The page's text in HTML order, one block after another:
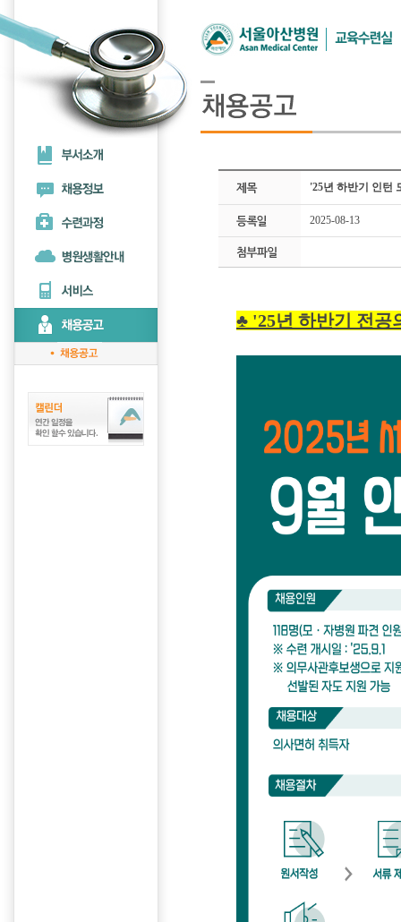
'25년 하반기 인턴
2025-08-13
♣ '25년 하반기 전공